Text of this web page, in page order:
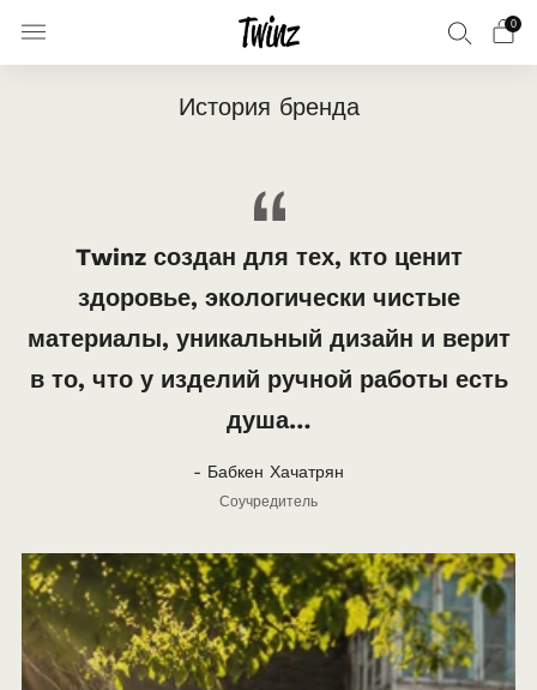
0
История бренда
Twinz создан для тех, кто ценит
здоровье, экологически чистые
материалы, уникальный дизайн и верит
в то, что у изделий ручной работы есть
душа…
- Бабкен Хачатрян
Соучредитель